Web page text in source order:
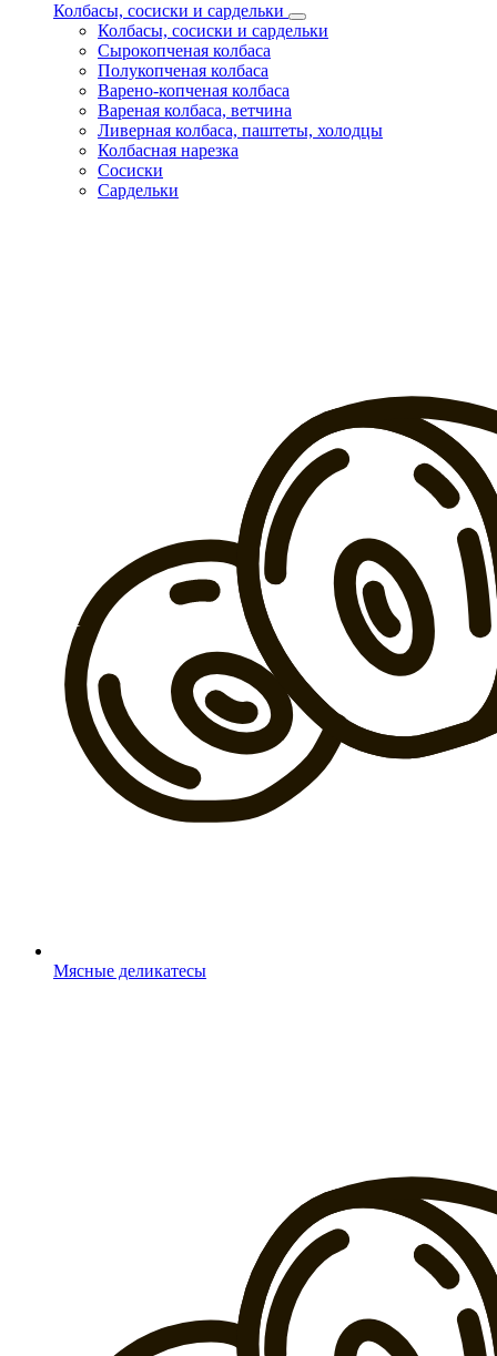
Колбасы, сосиски и сардельки
Колбасы, сосиски и сардельки
Сырокопченая колбаса
Полукопченая колбаса
Варено-копченая колбаса
Вареная колбаса, ветчина
Ливерная колбаса, паштеты, холодцы
Колбасная нарезка
Сосиски
Сардельки
Мясные деликатесы